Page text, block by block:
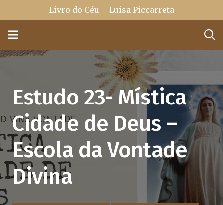
Livro do Céu – Luisa Piccarreta
Estudo 23- Mística
Cidade de Deus –
Escola da Vontade
Divina